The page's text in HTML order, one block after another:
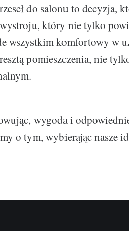
do salonu to decyzja,
który nie tylko
wszystkim komfortowy w
resztą pomieszczenia, nie
wygoda i
o tym, wybierając nasze